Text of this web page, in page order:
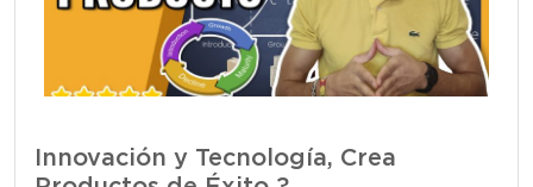
Innovación y Tecnología, Crea